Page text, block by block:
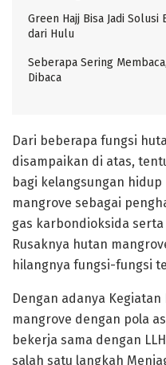
Green Hajj Bisa Jadi
dari Hulu
Seberapa Sering
Dibaca
Dari beberapa fungsi
disampaikan di atas,
bagi kelangsungan
mangrove sebagai
gas karbondioksida
Rusaknya hutan
hilangnya fungsi-fungsi
Dengan adanya
mangrove dengan pola
bekerja sama dengan
salah satu langkah